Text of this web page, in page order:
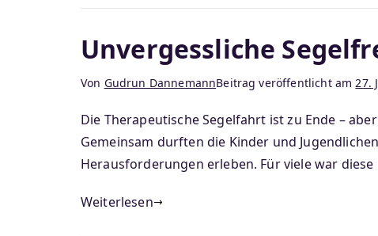
Unvergessliche
Von Gudrun DannemannBeitrag veröffentlicht am27.
Die Therapeutische Segelfahrt ist zu Ende –
Gemeinsam durften die Kinder und
Herausforderungen erleben. Für viele war
Weiterlesen